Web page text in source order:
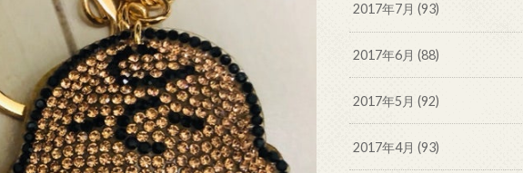
2017年7月 (93)
2017年6月 (88)
2017年5月 (92)
2017年4月 (93)